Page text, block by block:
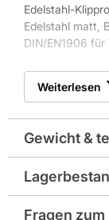
Edelstahl-
Edelstahl matt,
DIN/EN1906
Eigenschaften
• Unsichtbare
Weiterlesen
Gewicht &
Farbe:
Fragen